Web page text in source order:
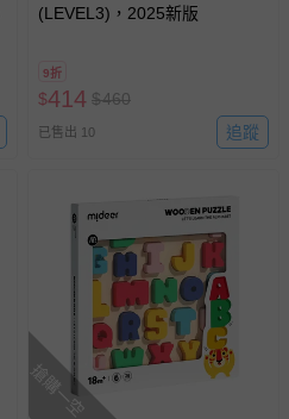
(LEVEL3)，2025新版
9折
$414 $460
已售出 10 追蹤
搶購一空